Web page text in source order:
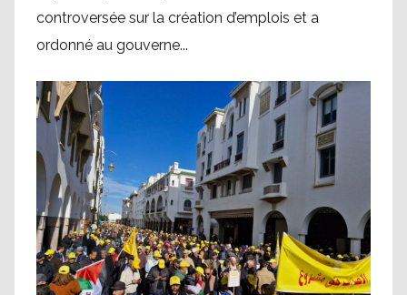
controversée sur la création d’emplois et a
ordonné au gouverne...